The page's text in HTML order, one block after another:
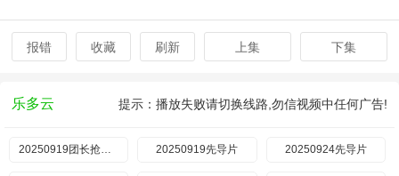
报错 收藏 刷新 上集 下集
乐多云 提示：播放失败请切换线路,勿信视频中任何广告!
20250919先导片 20250924先导片